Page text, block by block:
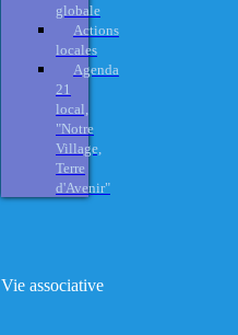
globale
Actions
locales
Agenda
21
local,
"Notre
Village,
Terre
d'Avenir"
Vie associative